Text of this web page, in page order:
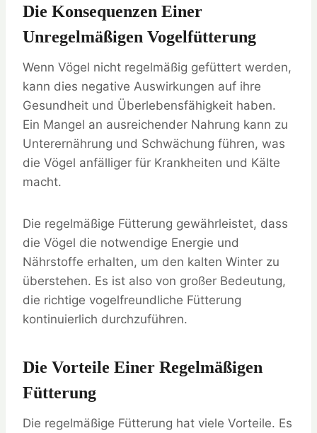
Die Konsequenzen Einer
Unregelmäßigen Vogelfütterung
Wenn Vögel nicht regelmäßig gefüttert werden,
kann dies negative Auswirkungen auf ihre
Gesundheit und Überlebensfähigkeit haben.
Ein Mangel an ausreichender Nahrung kann zu
Unterernährung und Schwächung führen, was
die Vögel anfälliger für Krankheiten und Kälte
macht.
Die regelmäßige Fütterung gewährleistet, dass
die Vögel die notwendige Energie und
Nährstoffe erhalten, um den kalten Winter zu
überstehen. Es ist also von großer Bedeutung,
die richtige vogelfreundliche Fütterung
kontinuierlich durchzuführen.
Die Vorteile Einer Regelmäßigen
Fütterung
Die regelmäßige Fütterung hat viele Vorteile. Es